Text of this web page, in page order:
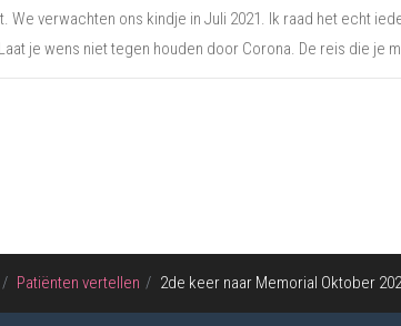
We verwachten ons kindje in Juli 2021. Ik raad het echt
je wens niet tegen houden door Corona. De reis die je
Patiënten vertellen 2de keer naar Memorial Oktober